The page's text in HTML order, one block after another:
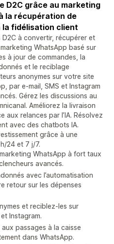
D2C grâce au marketing
la récupération de
la fidélisation client
D2C à convertir, récupérer et
WhatsApp basé sur
à jour de commandes, la
et le reciblage
anonymes sur votre site
par e-mail, SMS et Instagram
Gérez les discussions au
Améliorez la livraison
aux relances par l’IA. Résolvez
avec des chatbots IA.
grâce à une
24 et 7 j/7.
WhatsApp à fort taux
avancés.
avec l’automatisation
retour sur les dépenses
et reciblez-les sur
Instagram.
passages à la caisse
dans WhatsApp.